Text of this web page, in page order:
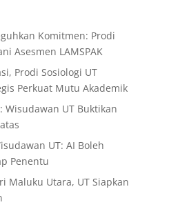
Komitmen: Prodi
Asesmen LAMSPAK
Prodi Sosiologi UT
Perkuat Mutu Akademik
Wisudawan UT Buktikan
UT: AI Boleh
Penentu
Maluku Utara, UT Siapkan